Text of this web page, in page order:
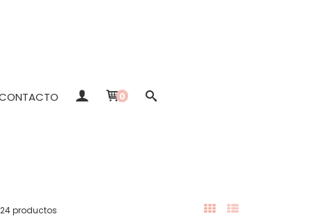
0
24 productos